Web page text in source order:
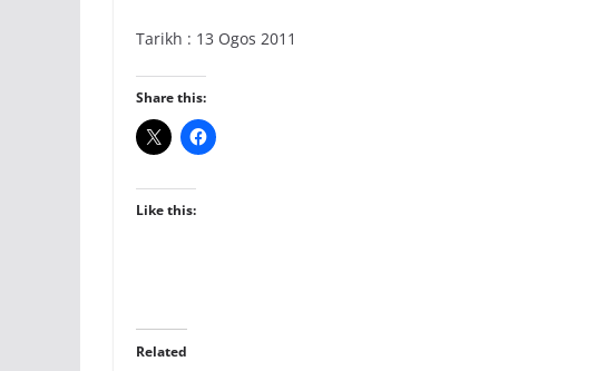
Tarikh : 13 Ogos 2011
Share this:
Like this:
Related